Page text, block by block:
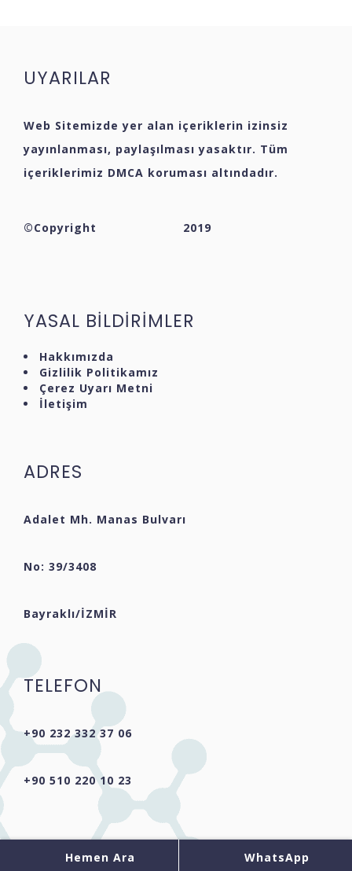
UYARILAR
Web Sitemizde yer alan içeriklerin izinsiz
yayınlanması, paylaşılması yasaktır. Tüm
içeriklerimiz DMCA koruması altındadır.
©Copyright 2019
YASAL BİLDİRİMLER
Hakkımızda
Gizlilik Politikamız
Çerez Uyarı Metni
İletişim
ADRES
Adalet Mh. Manas Bulvarı
No: 39/3408
Bayraklı/İZMİR
TELEFON
+90 232 332 37 06
+90 510 220 10 23
Hemen Ara WhatsApp